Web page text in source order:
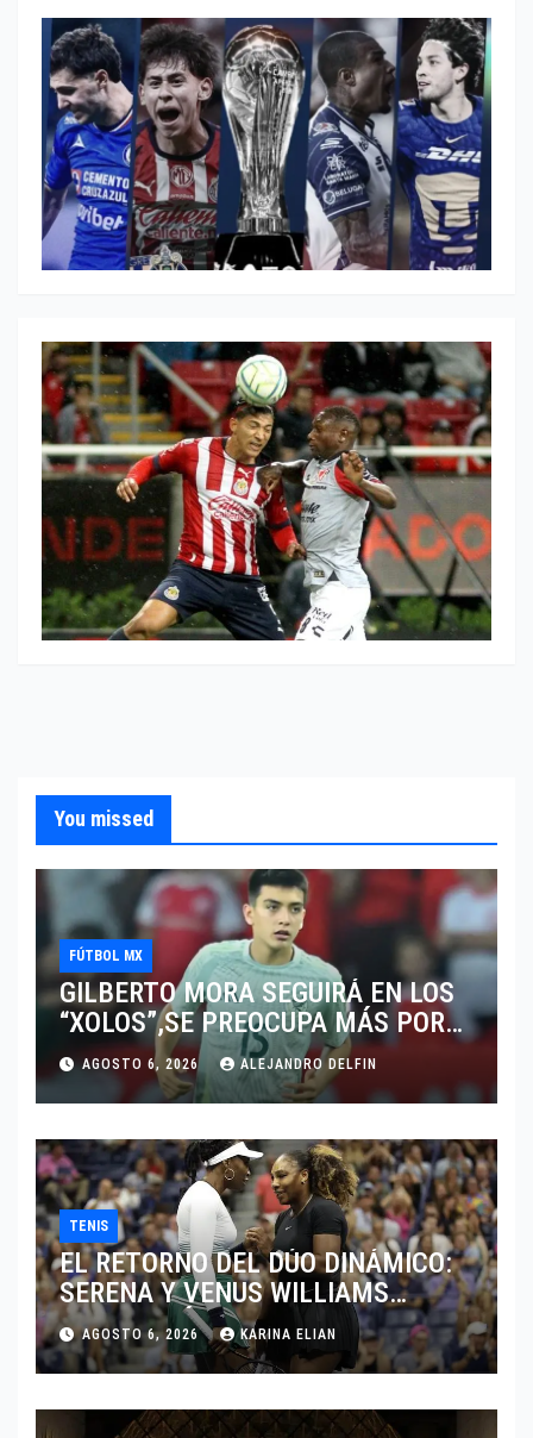
You missed
FÚTBOL MX
GILBERTO MORA SEGUIRÁ EN LOS
“XOLOS”,SE PREOCUPA MÁS POR
JUGAR EN SU EQUIPO.
AGOSTO 6, 2026 ALEJANDRO DELFIN
TENIS
EL RETORNO DEL DÚO DINÁMICO:
SERENA Y VENUS WILLIAMS
DISPUTARÁN LOS DOBLES EN
CINCINNATI 2026
AGOSTO 6, 2026 KARINA ELIAN